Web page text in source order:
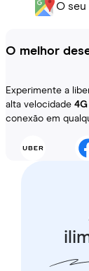
O seu
O melhor
Experimente a
alta velocidade
conexão em